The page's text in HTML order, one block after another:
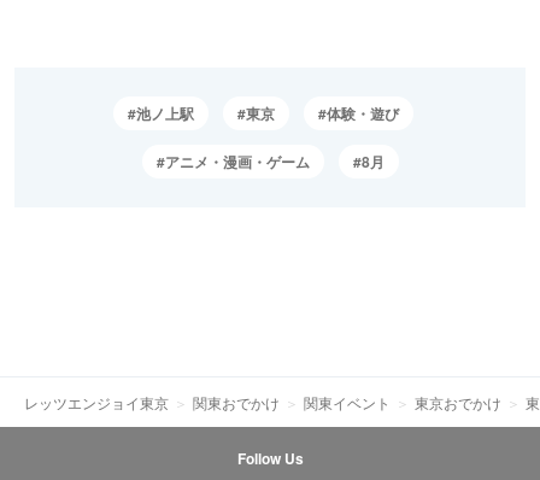
池ノ上駅 東京 体験・遊び
アニメ・漫画・ゲーム 8月
レッツエンジョイ東京 関東おでかけ 関東イベント 東京おでかけ
Follow Us